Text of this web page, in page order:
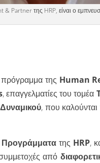
Partner της HRP, είναι ο
πρόγραμμα της Human
, επαγγελματίες του τομέα
, που καλούνται
Προγράμματατης HRP,
από